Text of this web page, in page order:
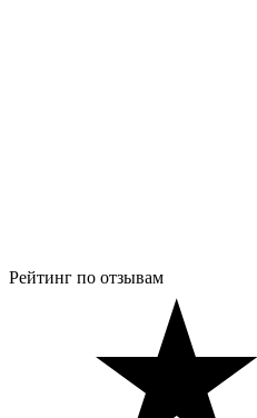
Рейтинг по отзывам